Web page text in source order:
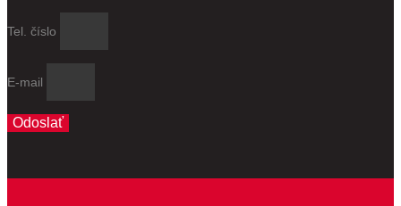
Tel. číslo
E-mail
Odoslať